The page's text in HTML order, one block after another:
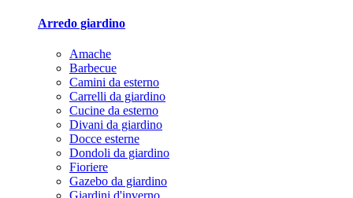
Arredo giardino
Amache
Barbecue
Camini da esterno
Carrelli da giardino
Cucine da esterno
Divani da giardino
Docce esterne
Dondoli da giardino
Fioriere
Gazebo da giardino